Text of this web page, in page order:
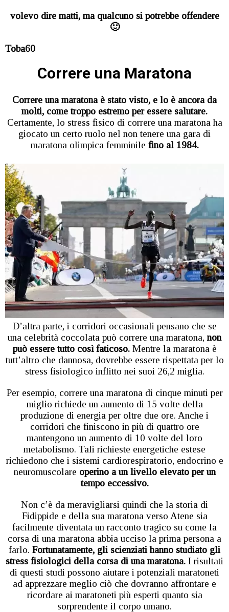
volevo dire matti, ma qualcuno si potrebbe offendere
🙂
Toba60
Correre una Maratona
Correre una maratona è stato visto, e lo è ancora da
molti, come troppo estremo per essere salutare.
Certamente, lo stress fisico di correre una maratona ha
giocato un certo ruolo nel non tenere una gara di
maratona olimpica femminile fino al 1984.
D’altra parte, i corridori occasionali pensano che se
una celebrità coccolata può correre una maratona, non
può essere tutto così faticoso. Mentre la maratona è
tutt’altro che dannosa, dovrebbe essere rispettata per lo
stress fisiologico inflitto nei suoi 26,2 miglia.
Per esempio, correre una maratona di cinque minuti per
miglio richiede un aumento di 15 volte della
produzione di energia per oltre due ore. Anche i
corridori che finiscono in più di quattro ore
mantengono un aumento di 10 volte del loro
metabolismo. Tali richieste energetiche estese
richiedono che i sistemi cardiorespiratorio, endocrino e
neuromuscolare operino a un livello elevato per un
tempo eccessivo.
Non c’è da meravigliarsi quindi che la storia di
Fidippide e della sua maratona verso Atene sia
facilmente diventata un racconto tragico su come la
corsa di una maratona abbia ucciso la prima persona a
farlo. Fortunatamente, gli scienziati hanno studiato gli
stress fisiologici della corsa di una maratona. I risultati
di questi studi possono aiutare i potenziali maratoneti
ad apprezzare meglio ciò che dovranno affrontare e
ricordare ai maratoneti più esperti quanto sia
sorprendente il corpo umano.